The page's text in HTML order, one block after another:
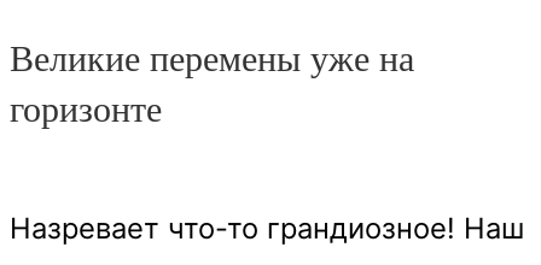
Великие перемены уже на
горизонте
Назревает что-то грандиозное! Наш